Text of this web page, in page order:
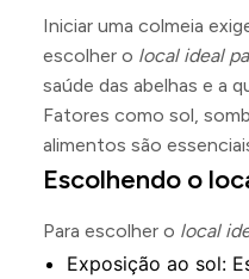
Iniciar uma colmeia
escolher o local ideal
saúde das abelhas e a
Fatores como sol,
alimentos são
Escolhendo o
Para escolher o local
Exposição ao sol: